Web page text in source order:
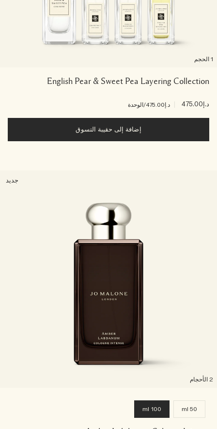
English Pear & Sweet Pea Layering Collection
د.إ475.00 د.إ475.00 /الوحدة
إضافة إلى حقيبة التسوق
جديد
50 ml
100 ml